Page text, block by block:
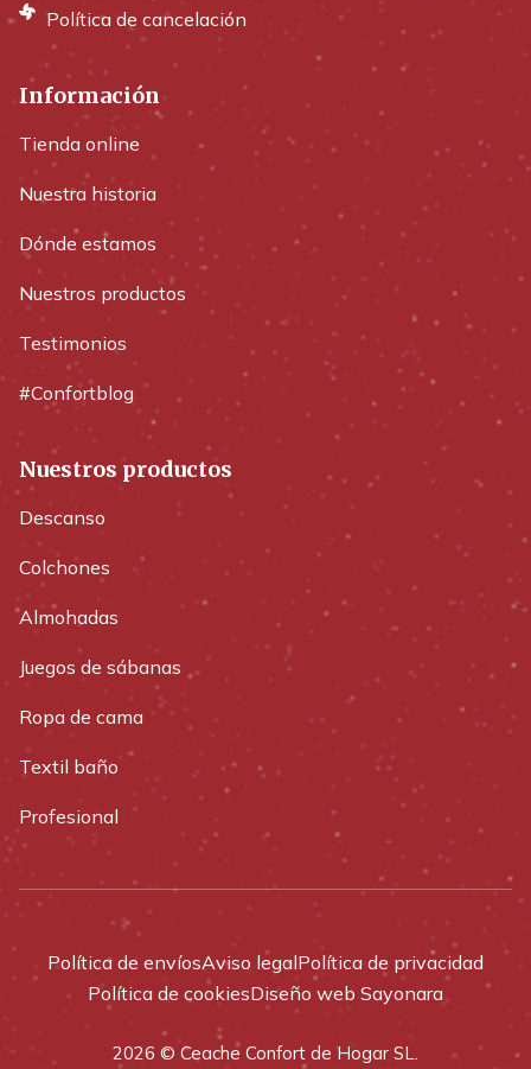
Política de cancelación
Información
Tienda online
Nuestra historia
Dónde estamos
Nuestros productos
Testimonios
#Confortblog
Nuestros productos
Descanso
Colchones
Almohadas
Juegos de sábanas
Ropa de cama
Textil baño
Profesional
2026 © Ceache Confort de Hogar SL.
Política de envíosAviso legalPolítica de privacidad
Política de cookiesDiseño web Sayonara